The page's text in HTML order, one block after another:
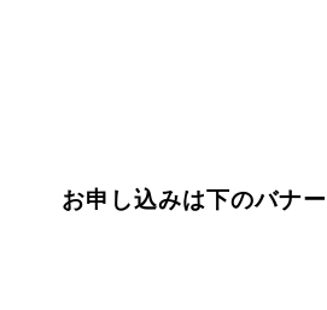
お申し込みは下のバナー